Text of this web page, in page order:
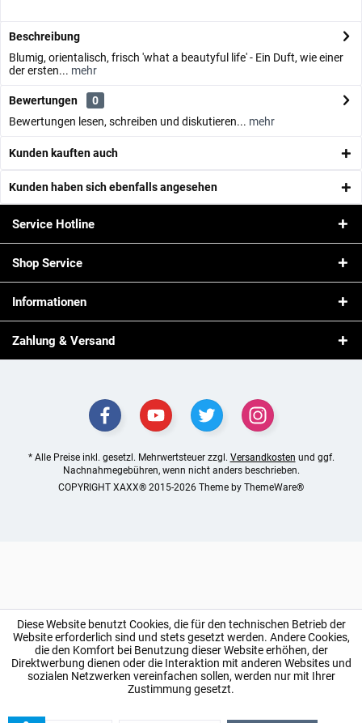
Beschreibung
Blumig, orientalisch, frisch 'what a beautyful life' - Ein Duft, wie einer
der ersten... mehr
Bewertungen
0
Bewertungen lesen, schreiben und diskutieren... mehr
Kunden kauften auch
Kunden haben sich ebenfalls angesehen
Service Hotline
Shop Service
Informationen
Zahlung & Versand
* Alle Preise inkl. gesetzl. Mehrwertsteuer zzgl. Versandkosten und ggf.
Nachnahmegebühren, wenn nicht anders beschrieben.
COPYRIGHT XAXX® 2015-2026 Theme by ThemeWare®
Diese Website benutzt Cookies, die für den technischen Betrieb der
Website erforderlich sind und stets gesetzt werden. Andere Cookies,
die den Komfort bei Benutzung dieser Website erhöhen, der
Direktwerbung dienen oder die Interaktion mit anderen Websites und
sozialen Netzwerken vereinfachen sollen, werden nur mit Ihrer
Zustimmung gesetzt.